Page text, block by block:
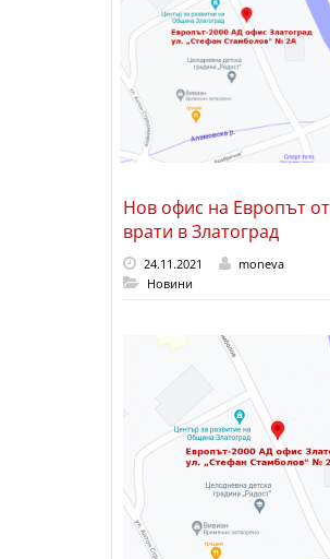
Нов офис на Европът
врати в Златоград
24.11.2021
moneva
Новини